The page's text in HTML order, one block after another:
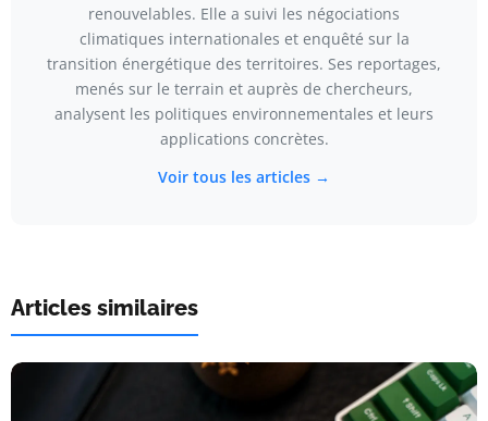
renouvelables. Elle a suivi les négociations
climatiques internationales et enquêté sur la
transition énergétique des territoires. Ses reportages,
menés sur le terrain et auprès de chercheurs,
analysent les politiques environnementales et leurs
applications concrètes.
Voir tous les articles →
Articles similaires